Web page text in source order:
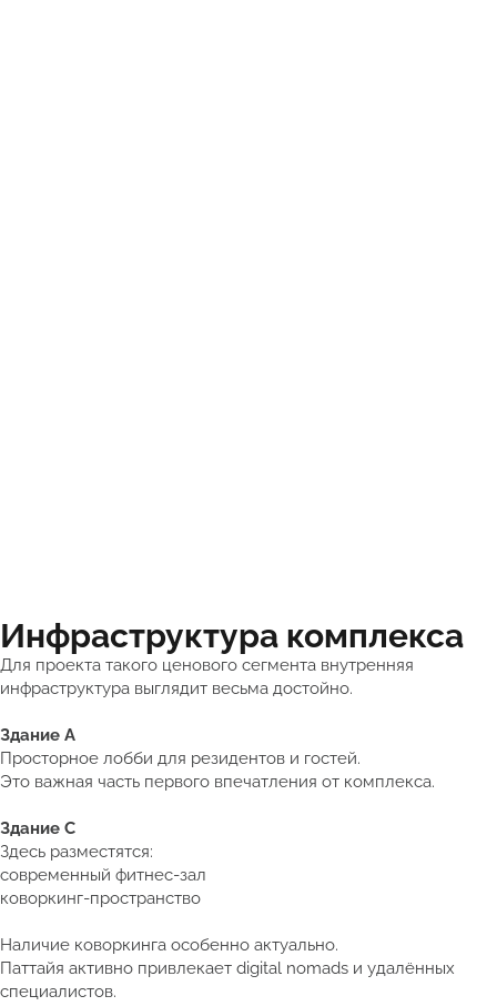
Инфраструктура комплекса
Для проекта такого ценового сегмента внутренняя
инфраструктура выглядит весьма достойно.
Здание A
Просторное лобби для резидентов и гостей.
Это важная часть первого впечатления от комплекса.
Здание C
Здесь разместятся:
современный фитнес-зал
коворкинг-пространство
Наличие коворкинга особенно актуально.
Паттайя активно привлекает digital nomads и удалённых
специалистов.